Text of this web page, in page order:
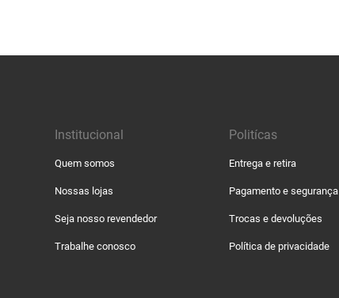
Institucional
Quem somos
Nossas lojas
Seja nosso revendedor
Trabalhe conosco
Politícas
Entrega e retira
Pagamento e segurança
Trocas e devoluções
Política de privacidade